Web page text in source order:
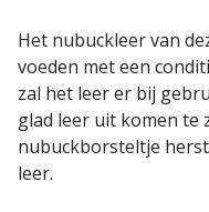
Het nubuckleer van
voeden met een
zal het leer er bij
glad leer uit komen te
nubuckborsteltje
leer.